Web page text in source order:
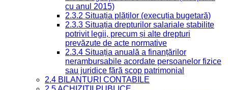
cu anul 2015)
2.3.2 Situația plăților (execuția bugetară)
2.3.3 Situația drepturilor salariale stabilite
potrivit legii, precum și alte drepturi
prevăzute de acte normative
2.3.4 Situația anuală a finanțărilor
nerambursabile acordate persoanelor fizice
sau juridice fără scop patrimonial
2.4 BILANȚURI CONTABILE